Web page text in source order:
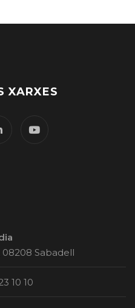
XARXES
08208 Sabadell
10 10